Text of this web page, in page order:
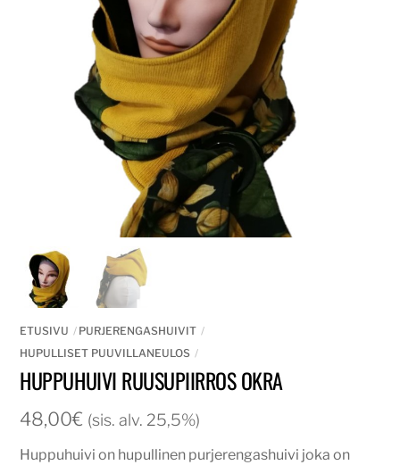
ETUSIVU
PURJERENGASHUIVIT
HUPULLISET PUUVILLANEULOS
HUPPUHUIVI RUUSUPIIRROS OKRA
48,00€ (sis. alv. 25,5%)
Huppuhuivi on hupullinen purjerengashuivi joka on